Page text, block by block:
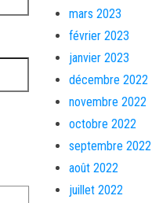
mars 2023
février 2023
janvier 2023
décembre 2022
novembre 2022
octobre 2022
septembre 2022
août 2022
juillet 2022